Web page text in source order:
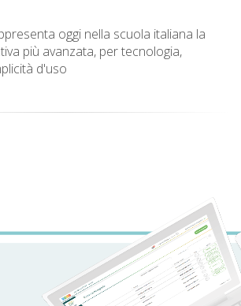
oggi nella scuola italiana la
più avanzata, per tecnologia,
d'uso